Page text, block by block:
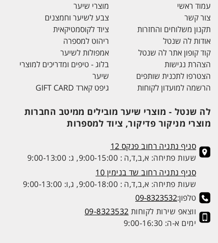
עמוד ראשי
צור קשר
תקנון משלוחים והחזרות
אודות לה שנטל
קוד קופון אתר לה שנטל
הצהרת נגישות
הצטרפו לתכנית שותפים
הרשמה למועדון לקוחות
מוצרי שיער
צבע לשיער וחמצנים
ציוד לקוסמטיקאית
ריהוט למספרה
אמפולות לשיער
בלוג - טיפים ומדריכים למוצרי
שיער
גיפט קארד GIFT CARD
לה שנטל - מוצרי שיער מובילים ממיטב החברות
מוצרי מניקור פדיקור, ציוד למספרות
סניף נתניה רחוב פנקס 12
שעות פתיחה: א,ב,ד,ה : 9:00-15:00, ג: 9:00-13:00
סניף נתניה רחוב שד בנימין 10
שעות פתיחה: א,ב,ד,ה : 9:00-18:00, ג,ו: 9:00-13:00
טלפון:09-8323532
ווצאפ שירות לקוחות 09-8323532
ימים א-ה: 9:00-16:30